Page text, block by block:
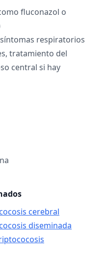
fluconazol o
respiratorios
tratamiento del
central si hay
cerebral
diseminada